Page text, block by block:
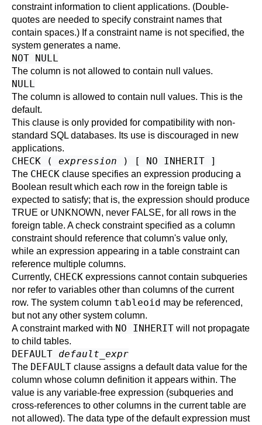
constraint information to client applications. (Double-
quotes are needed to specify constraint names that
contain spaces.) If a constraint name is not specified, the
system generates a name.
NOT NULL
The column is not allowed to contain null values.
NULL
The column is allowed to contain null values. This is the
default.
This clause is only provided for compatibility with non-
standard SQL databases. Its use is discouraged in new
applications.
CHECK ( expression ) [ NO INHERIT ]
The CHECK clause specifies an expression producing a
Boolean result which each row in the foreign table is
expected to satisfy; that is, the expression should produce
TRUE or UNKNOWN, never FALSE, for all rows in the
foreign table. A check constraint specified as a column
constraint should reference that column's value only,
while an expression appearing in a table constraint can
reference multiple columns.
Currently, CHECK expressions cannot contain subqueries
nor refer to variables other than columns of the current
row. The system column tableoid may be referenced,
but not any other system column.
A constraint marked with NO INHERIT will not propagate
to child tables.
DEFAULT default_expr
The DEFAULT clause assigns a default data value for the
column whose column definition it appears within. The
value is any variable-free expression (subqueries and
cross-references to other columns in the current table are
not allowed). The data type of the default expression must